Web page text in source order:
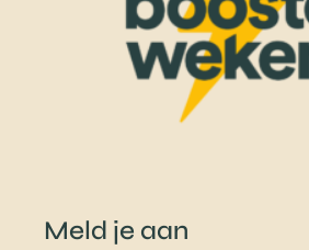
Meld je aan